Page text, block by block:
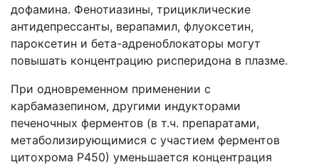
дофамина. Фенотиазины, трициклические
антидепрессанты, верапамил, флуоксетин,
пароксетин и бета-адреноблокаторы могут
повышать концентрацию рисперидона в плазме.
При одновременном применении с
карбамазепином, другими индукторами
печеночных ферментов (в т.ч. препаратами,
метаболизирующимися с участием ферментов
цитохрома Р450) уменьшается концентрация